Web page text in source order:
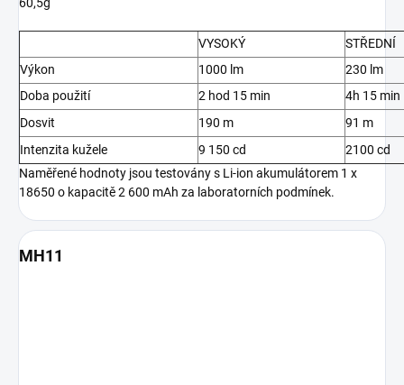
VYSOKÝ
STŘEDNÍ
Výkon
1000 lm
230 lm
Doba použití
2 hod 15 min
4h 15 min
Dosvit
190 m
91 m
Intenzita kužele
9 150 cd
2100 cd
Naměřené hodnoty jsou testovány s Li-ion akumulátorem 1 x
18650 o kapacitě 2 600 mAh za laboratorních podmínek.
MH11